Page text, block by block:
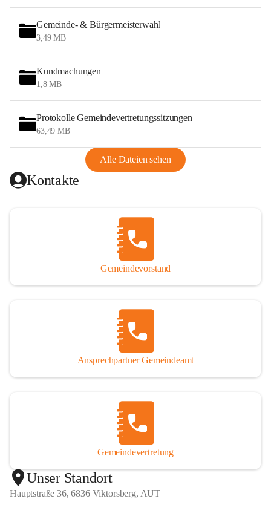
Gemeinde- & Bürgermeisterwahl
3,49 MB
Kundmachungen
1,8 MB
Protokolle Gemeindevertretungssitzungen
63,49 MB
Alle Dateien sehen
Kontakte
Gemeindevorstand
Ansprechpartner Gemeindeamt
Gemeindevertretung
Unser Standort
Hauptstraße 36, 6836 Viktorsberg, AUT